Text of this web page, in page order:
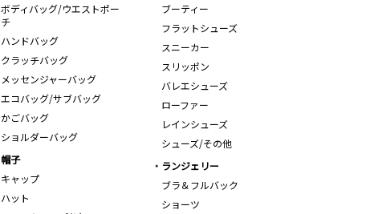
ボディバッグ/ウエストポー
チ
ハンドバッグ
クラッチバッグ
メッセンジャーバッグ
エコバッグ/サブバッグ
かごバッグ
ショルダーバッグ
ブーティー
フラットシューズ
スニーカー
スリッポン
バレエシューズ
ローファー
レインシューズ
シューズ/その他
帽子
キャップ
ハット
ランジェリー
ブラ＆フルバック
ショーツ